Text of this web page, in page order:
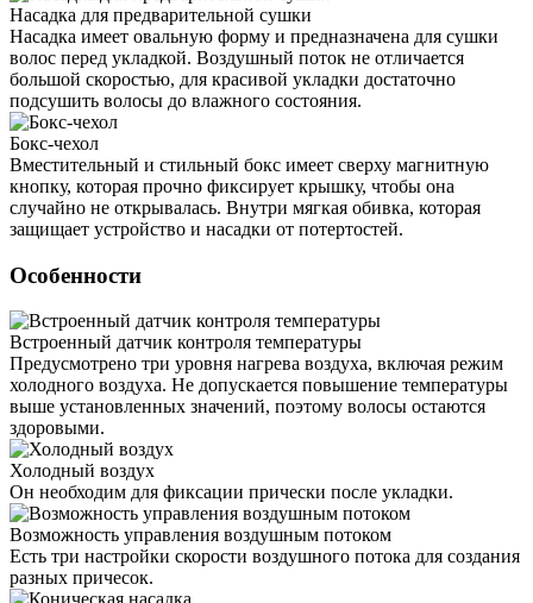
Насадка для предварительной сушки
Насадка имеет овальную форму и предназначена для сушки
волос перед укладкой. Воздушный поток не отличается
большой скоростью, для красивой укладки достаточно
подсушить волосы до влажного состояния.
Бокс-чехол
Вместительный и стильный бокс имеет сверху магнитную
кнопку, которая прочно фиксирует крышку, чтобы она
случайно не открывалась. Внутри мягкая обивка, которая
защищает устройство и насадки от потертостей.
Особенности
Встроенный датчик контроля температуры
Предусмотрено три уровня нагрева воздуха, включая режим
холодного воздуха. Не допускается повышение температуры
выше установленных значений, поэтому волосы остаются
здоровыми.
Холодный воздух
Он необходим для фиксации прически после укладки.
Возможность управления воздушным потоком
Есть три настройки скорости воздушного потока для создания
разных причесок.